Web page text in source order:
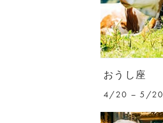
おうし座
4/20 – 5/20